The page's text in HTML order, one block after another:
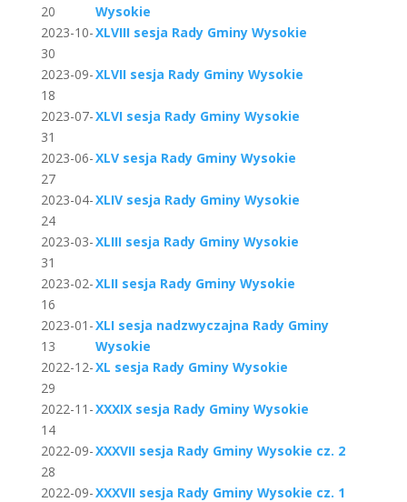
20
Wysokie
2023-10-
30
XLVIII sesja Rady Gminy Wysokie
2023-09-
18
XLVII sesja Rady Gminy Wysokie
2023-07-
31
XLVI sesja Rady Gminy Wysokie
2023-06-
27
XLV sesja Rady Gminy Wysokie
2023-04-
24
XLIV sesja Rady Gminy Wysokie
2023-03-
31
XLIII sesja Rady Gminy Wysokie
2023-02-
16
XLII sesja Rady Gminy Wysokie
2023-01-
13
XLI sesja nadzwyczajna Rady Gminy
Wysokie
2022-12-
29
XL sesja Rady Gminy Wysokie
2022-11-
14
XXXIX sesja Rady Gminy Wysokie
2022-09-
28
XXXVII sesja Rady Gminy Wysokie cz. 2
2022-09-XXXVII sesja Rady Gminy Wysokie cz. 1